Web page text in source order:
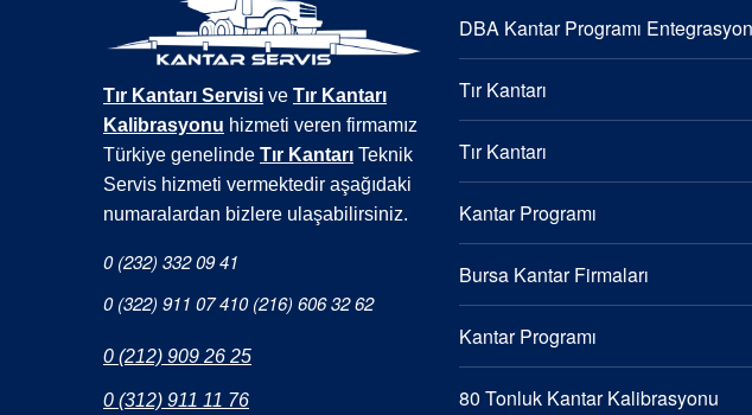
Tır Kantarı Servisi
Tır Kantarı
Kalibrasyonu
hizmeti veren firmamız
Türkiye genelinde Tır Kantarı
Teknik
Servis hizmeti vermektedir aşağıdaki
numaralardan bizlere ulaşabilirsiniz.
0 (312) 911 11 76
DBA Kantar Programı Entegrasyonu
Tır Kantarı
Tır Kantarı
Kantar Programı
Bursa Kantar Firmaları
Kantar Programı
80 Tonluk Kantar Kalibrasyonu